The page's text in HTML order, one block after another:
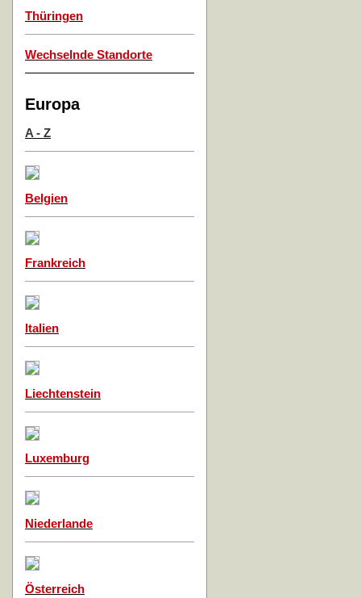
Thüringen
Wechselnde Standorte
Europa
A - Z
Belgien
Frankreich
Italien
Liechtenstein
Luxemburg
Niederlande
Österreich